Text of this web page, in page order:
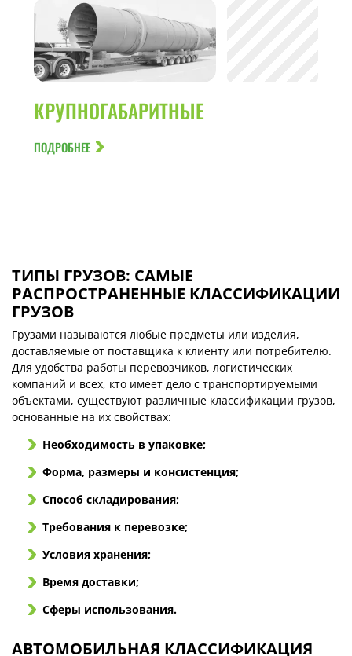
КРУПНОГАБАРИТНЫЕ
ПОДРОБНЕЕ
ТИПЫ ГРУЗОВ: САМЫЕ
РАСПРОСТРАНЕННЫЕ КЛАССИФИКАЦИИ
ГРУЗОВ
Грузами называются любые предметы или изделия,
доставляемые от поставщика к клиенту или потребителю.
Для удобства работы перевозчиков, логистических
компаний и всех, кто имеет дело с транспортируемыми
объектами, существуют различные классификации грузов,
основанные на их свойствах:
Необходимость в упаковке;
Форма, размеры и консистенция;
Способ складирования;
Требования к перевозке;
Условия хранения;
Время доставки;
Сферы использования.
АВТОМОБИЛЬНАЯ КЛАССИФИКАЦИЯ